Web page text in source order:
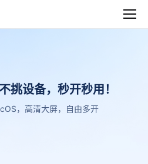
挑设备，秒开秒用！
，高清大屏，自由多开